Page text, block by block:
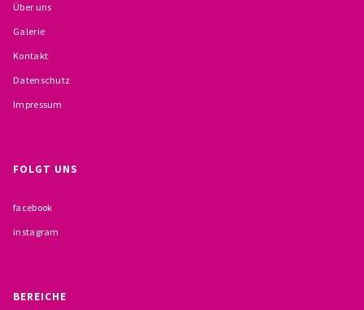
Über uns
Galerie
Kontakt
Datenschutz
Impressum
FOLGT UNS
facebook
instagram
BEREICHE